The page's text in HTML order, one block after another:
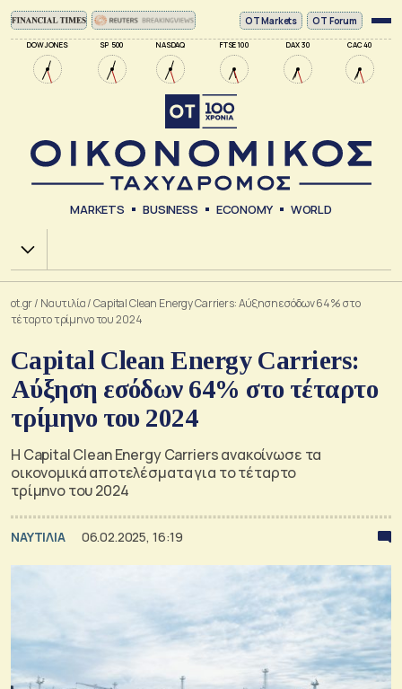
DOW JONES SP 500 NASDAQ FTSE 100 DAX 30 CAC 40
ΟΤ Markets OT Forum
MARKETS BUSINESS ECONOMY WORLD
Χ.Α.
ot.gr/ Ναυτιλία/Capital Clean Energy Carriers: Αύξηση εσόδων 64% στο
τέταρτο τρίμηνο του 2024
Capital Clean Energy Carriers:
Αύξηση εσόδων 64% στο τέταρτο
τρίμηνο του 2024
Η Capital Clean Energy Carriers ανακοίνωσε τα
οικονομικά αποτελέσματα για το τέταρτο
τρίμηνο του 2024
ΝΑΥΤΙΛΙΑ 06.02.2025, 16:19